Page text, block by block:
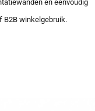
en eenvoudig
B2B winkelgebruik.